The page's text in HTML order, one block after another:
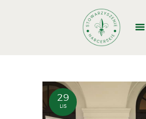
O NAS
DOŁĄCZ
WYJAZDY
29
LIS